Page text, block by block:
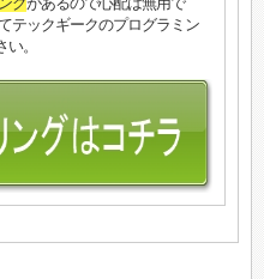
テックギークのプログラミン
。